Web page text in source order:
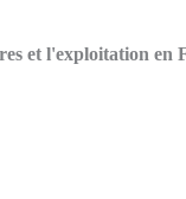
et l'exploitation en